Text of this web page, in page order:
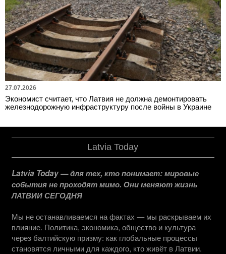
27.07.2026
Экономист считает, что Латвия не должна демонтировать
железнодорожную инфраструктуру после войны в Украине
Latvia Today
Latvia Today — для тех, кто понимает: мировые
события не проходят мимо. Они меняют жизнь
ЛАТВИИ СЕГОДНЯ
Мы не останавливаемся на фактах — мы раскрываем их
влияние. Политика, экономика, общество и культура
через балтийскую призму: как глобальные процессы
становятся личными для каждого, кто живёт в Латвии.